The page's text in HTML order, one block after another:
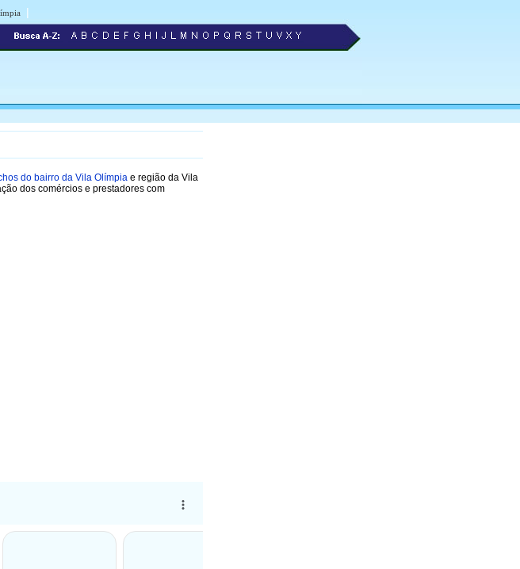
|
do bairro da Vila Olímpia e região da Vila
dos comércios e prestadores com